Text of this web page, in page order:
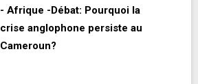
- Afrique -Débat: Pourquoi la
crise anglophone persiste au
Cameroun?